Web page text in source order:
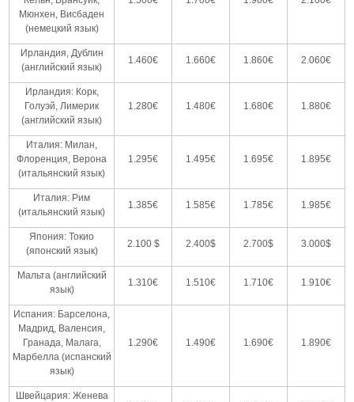
Мюнхен, Висбаден
(немецкий язык)
Ирландия, Дублин
(английский язык)
1.460€ 1.660€ 1.860€ 2.060€
Ирландия: Корк,
Голуэй, Лимерик
(английский язык)
1.280€ 1.480€ 1.680€ 1.880€
Италия: Милан,
Флоренция, Верона
(итальянский язык)
1.295€ 1.495€ 1.695€ 1.895€
Италия: Рим
(итальянский язык)
1.385€ 1.585€ 1.785€ 1.985€
Япония: Токио
(японский язык)
2.100 $ 2.400$ 2.700$ 3.000$
Мальта (английский
язык)
1.310€ 1.510€ 1.710€ 1.910€
Испания: Барселона,
Мадрид, Валенсия,
Гранада, Малага,
Марбелла (испанский
язык)
1.290€ 1.490€ 1.690€ 1.890€
Швейцария: Женева